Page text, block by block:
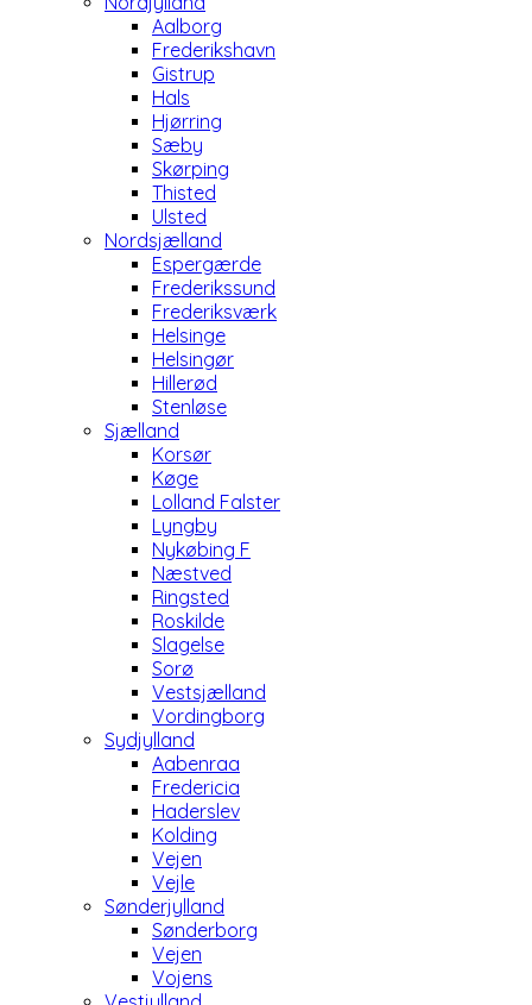
Aalborg
Frederikshavn
Gistrup
Hals
Hjørring
Sæby
Skørping
Thisted
Ulsted
Nordsjælland
Espergærde
Frederikssund
Frederiksværk
Helsinge
Helsingør
Hillerød
Stenløse
Sjælland
Korsør
Køge
Lolland Falster
Lyngby
Nykøbing F
Næstved
Ringsted
Roskilde
Slagelse
Sorø
Vestsjælland
Vordingborg
Sydjylland
Aabenraa
Fredericia
Haderslev
Kolding
Vejen
Vejle
Sønderjylland
Sønderborg
Vejen
Vojens